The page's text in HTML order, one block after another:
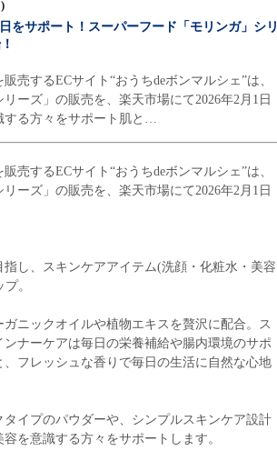
をサポート！スーパーフード「モリンガ」シリ
売するECサイト“おうちdeボンマルシェ”は、
ーズ」の販売を、楽天市場にて2026年2月1日
る方々をサポート肌と…
売するECサイト“おうちdeボンマルシェ”は、
ーズ」の販売を、楽天市場にて2026年2月1日
し、スキンケアアイテム(洗顔・化粧水・美容
。
ニックオイルや植物エキスを贅沢に配合。ス
ナーケアは毎日の栄養補給や腸内環境のサポ
フレッシュな香りで毎日の生活に自然な心地
イプのパウダーや、シンプルスキンケア設計
を意識する方々をサポートします。